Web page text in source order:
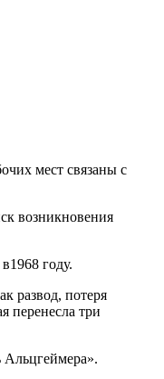
мест связаны с
возникновения
году.
развод, потеря
перенесла три